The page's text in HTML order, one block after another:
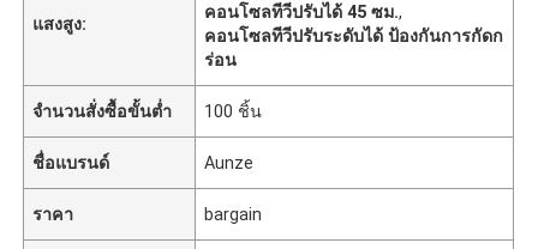
แสงสูง:
คอนโซลทีวีปรับได้ 45 ซม.,
คอนโซลทีวีปรับระดับได้ ป้องกันการกัดก
ร่อน
จำนวนสั่งซื้อขั้นต่ำ 100 ชิ้น
ชื่อแบรนด์ Aunze
ราคา bargain